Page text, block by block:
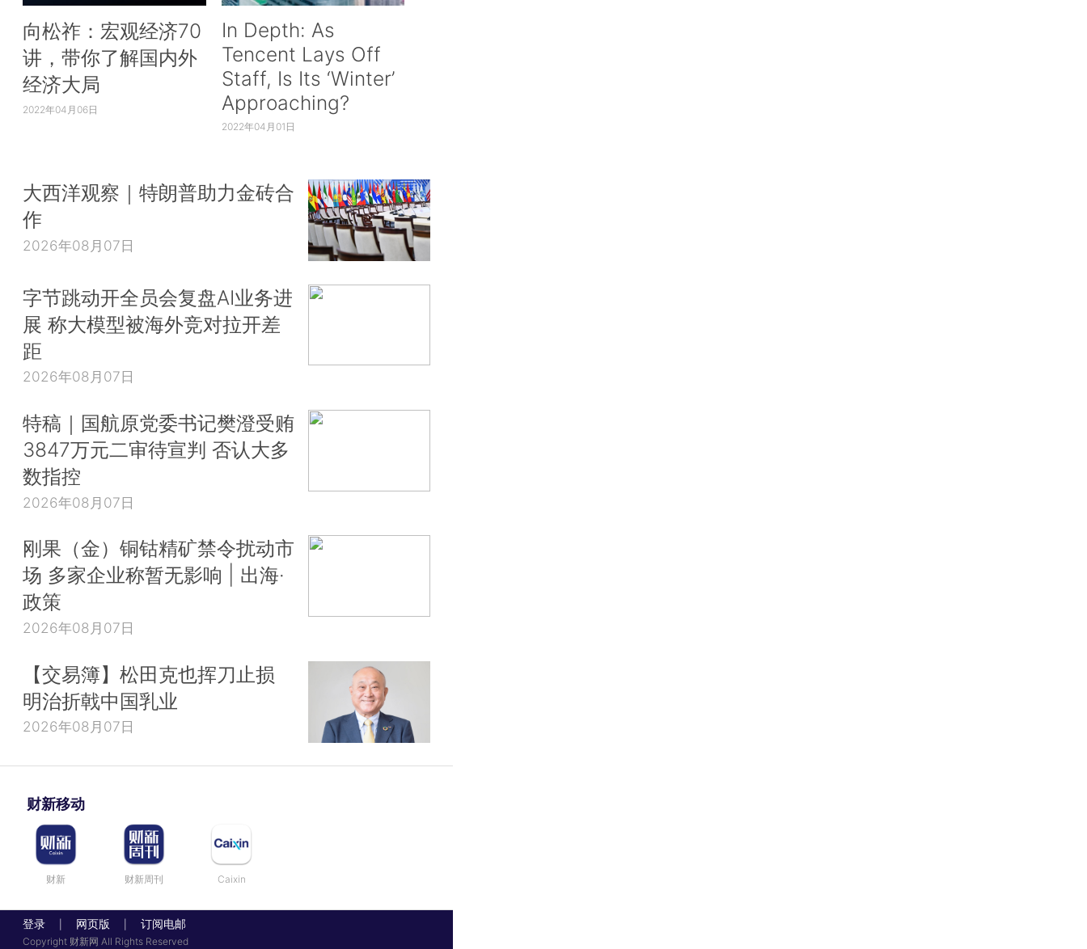
向松祚：宏观经济70
讲，带你了解国内外
经济大局
2022年04月06日
In Depth: As
Tencent Lays Off
Staff, Is Its ‘Winter’
Approaching?
2022年04月01日
大西洋观察｜特朗普助力金砖合
作
2026年08月07日
字节跳动开全员会复盘AI业务进
展 称大模型被海外竞对拉开差
距
2026年08月07日
特稿｜国航原党委书记樊澄受贿
3847万元二审待宣判 否认大多
数指控
2026年08月07日
刚果（金）铜钴精矿禁令扰动市
场 多家企业称暂无影响 | 出海·
政策
2026年08月07日
【交易簿】松田克也挥刀止损
明治折戟中国乳业
2026年08月07日
财新移动
财新 财新周刊 Caixin
登录 网页版 订阅电邮
Copyright 财新网 All Rights Reserved